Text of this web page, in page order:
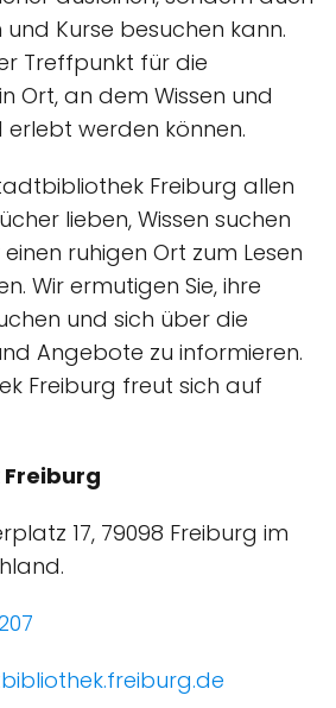
Kurse besuchen kann.
Treffpunkt für die
Ort, an dem Wissen und
werden können.
Freiburg allen
lieben, Wissen suchen
ruhigen Ort zum Lesen
Wir ermutigen Sie, ihre
und sich über die
Angebote zu informieren.
Freiburg freut sich auf
17, 79098 Freiburg im